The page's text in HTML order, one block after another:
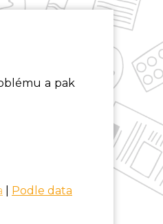
a pak
Podle data